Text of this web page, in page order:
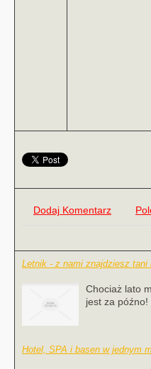
Dodaj Komentarz
Letnik - z nami znajdziesz tani
Chociaż lato
jest za
Hotel, SPA i basen w jednym